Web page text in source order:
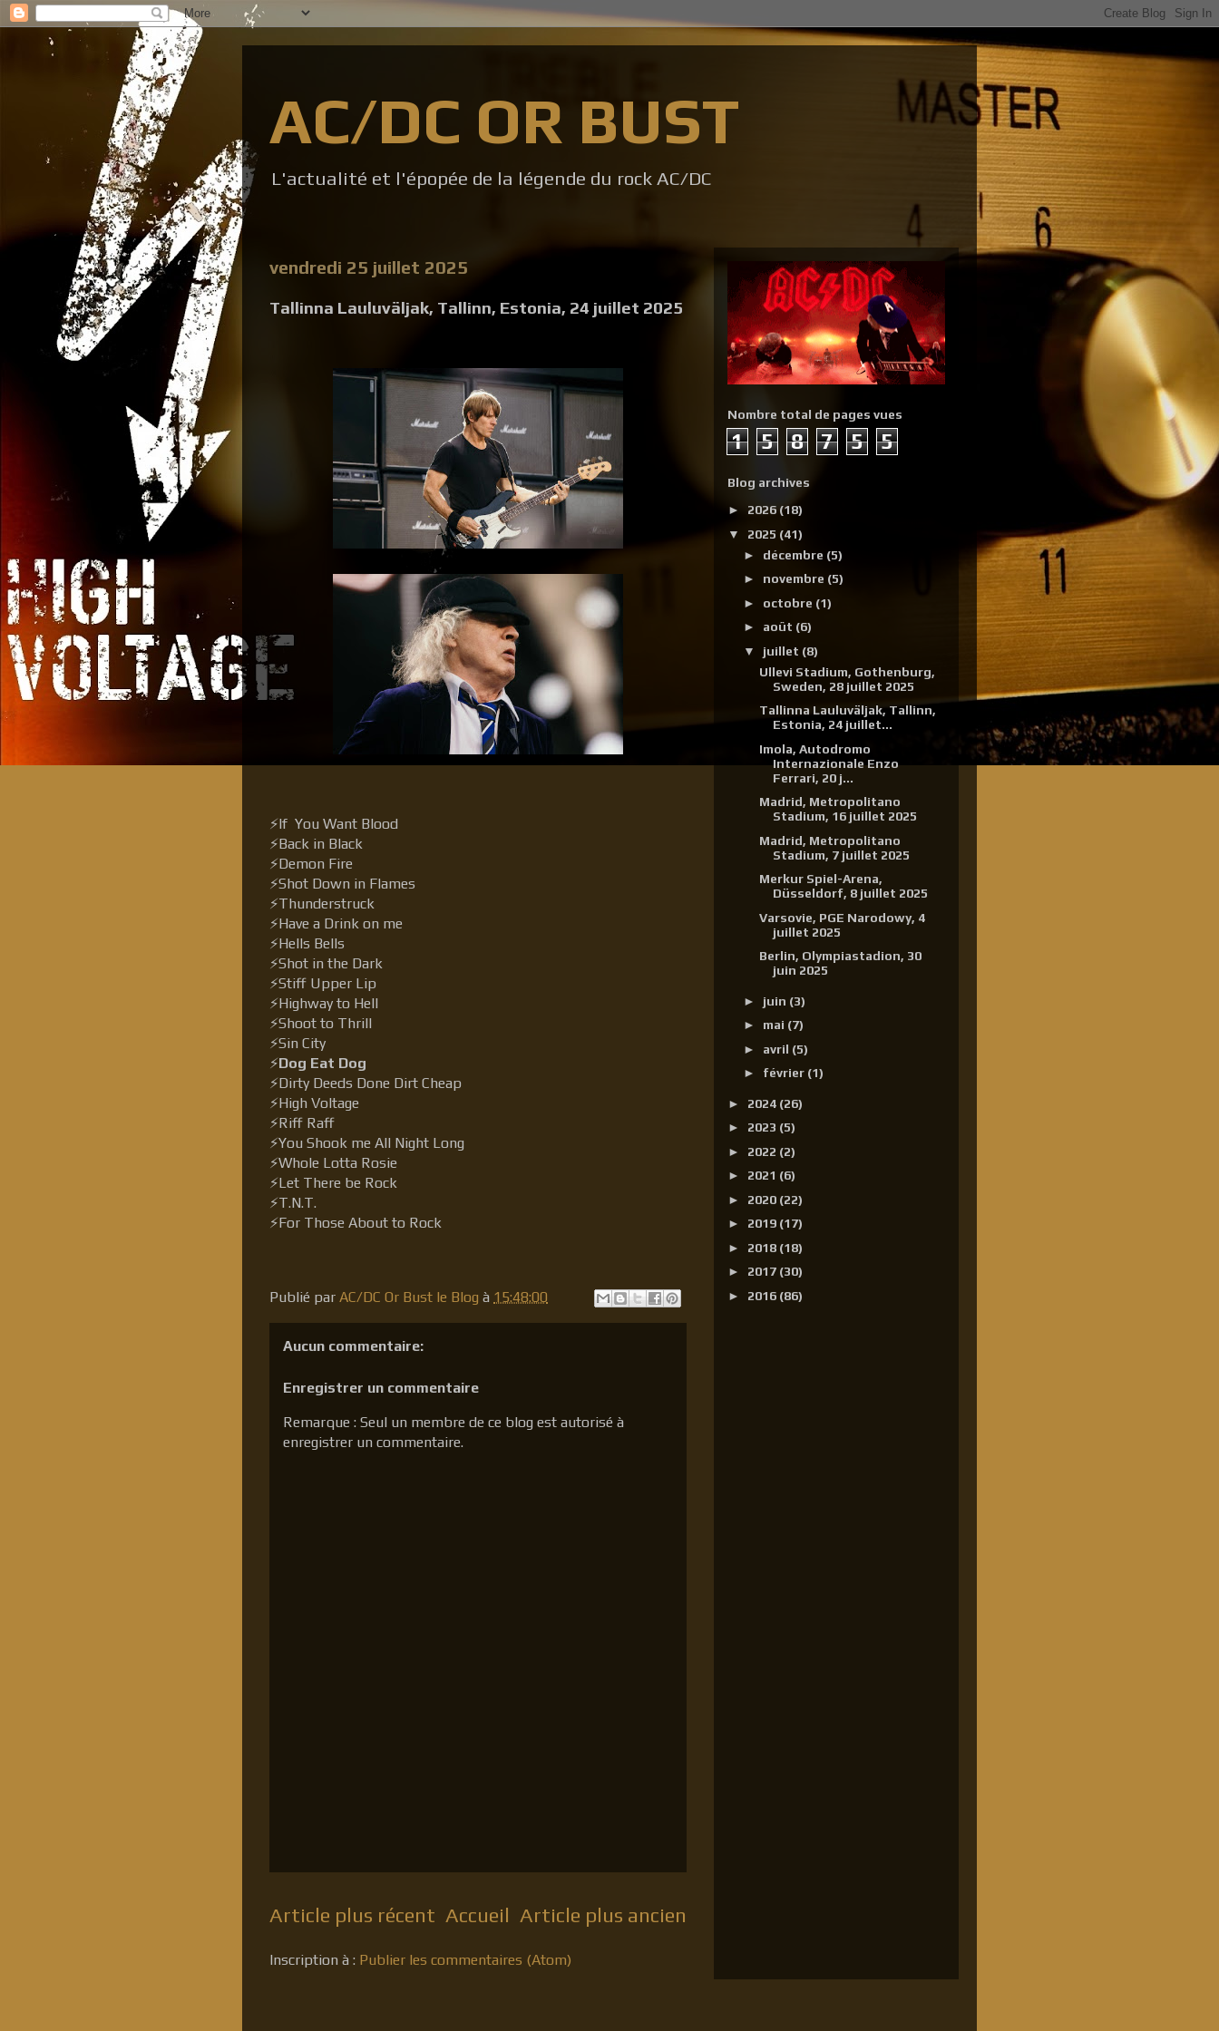
AC/DC OR BUST
L'actualité et l'épopée de la légende du rock AC/DC
vendredi 25 juillet 2025
Tallinna Lauluväljak, Tallinn, Estonia, 24 juillet 2025
⚡If You Want Blood
⚡Back in Black
⚡Demon Fire
⚡Shot Down in Flames
⚡Thunderstruck
⚡Have a Drink on me
⚡Hells Bells
⚡Shot in the Dark
⚡Stiff Upper Lip
⚡Highway to Hell
⚡Shoot to Thrill
⚡Sin City
⚡Dog Eat Dog
⚡Dirty Deeds Done Dirt Cheap
⚡High Voltage
⚡Riff Raff
⚡You Shook me All Night Long
⚡Whole Lotta Rosie
⚡Let There be Rock
⚡T.N.T.
⚡For Those About to Rock
Publié par AC/DC Or Bust le Blog à 15:48:00
Aucun commentaire:
Enregistrer un commentaire
Remarque : Seul un membre de ce blog est autorisé à
enregistrer un commentaire.
Article plus récent Article plus ancien
Accueil
Inscription à : Publier les commentaires (Atom)
Nombre total de pages vues
1 5 8 7 5 5
Blog archives
► 2026 (18)
▼ 2025 (41)
► décembre (5)
► novembre (5)
► octobre (1)
► août (6)
▼ juillet (8)
Ullevi Stadium, Gothenburg,
Sweden, 28 juillet 2025
Tallinna Lauluväljak, Tallinn,
Estonia, 24 juillet...
Imola, Autodromo
Internazionale Enzo
Ferrari, 20 j...
Madrid, Metropolitano
Stadium, 16 juillet 2025
Madrid, Metropolitano
Stadium, 7 juillet 2025
Merkur Spiel-Arena,
Düsseldorf, 8 juillet 2025
Varsovie, PGE Narodowy, 4
juillet 2025
Berlin, Olympiastadion, 30
juin 2025
► juin (3)
► mai (7)
► avril (5)
► février (1)
► 2024 (26)
► 2023 (5)
► 2022 (2)
► 2021 (6)
► 2020 (22)
► 2019 (17)
► 2018 (18)
► 2017 (30)
► 2016 (86)